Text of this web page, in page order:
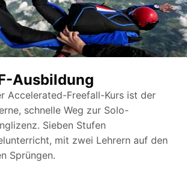
Ausbildung
Accelerated-Freefall-Kurs ist der
schnelle Weg zur Solo-
Sieben Stufen
mit zwei Lehrern auf den
Sprüngen.